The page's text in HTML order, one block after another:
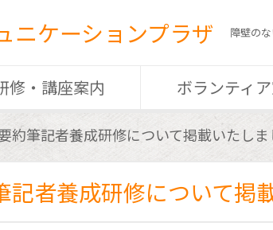
ニケーションプラザ 障壁の
修・講座案内 ボランティ
筆記者養成研修について掲載いたしま
者養成研修について掲